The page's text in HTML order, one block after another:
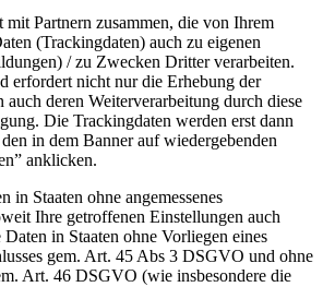
Partnern zusammen, die von Ihrem
(Trackingdaten) auch zu eigenen
/ zu Zwecken Dritter verarbeiten.
erfordert nicht nur die Erhebung der
auch deren Weiterverarbeitung durch diese
Die Trackingdaten werden erst dann
in dem Banner auf wiedergebenden
anklicken.
in Staaten ohne angemessenes
Ihre getroffenen Einstellungen auch
in Staaten ohne Vorliegen eines
gem. Art. 45 Abs 3 DSGVO und ohne
Art. 46 DSGVO (wie insbesondere die